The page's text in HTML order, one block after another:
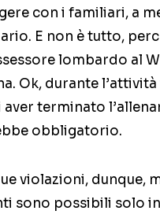
con i familiari, a
E non è tutto,
lombardo al
Ok, durante
terminato
obbligatorio.
violazioni, dunque,
sono possibili solo